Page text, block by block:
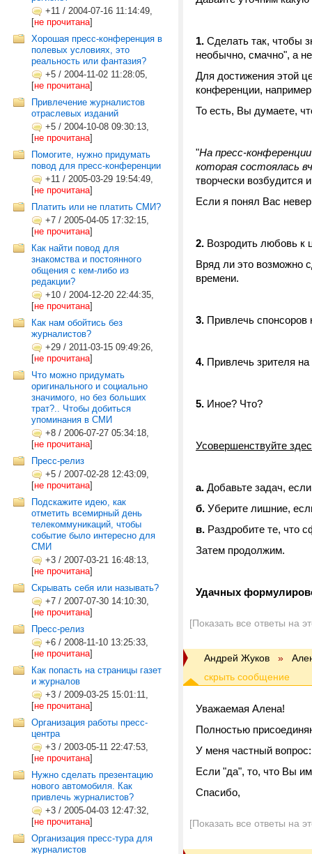
+11 / 2004-07-16 11:14:49,
[не прочитана]
Хорошая пресс-конференция в
полевых условиях, это
реальность или фантазия?
+5 / 2004-11-02 11:28:05,
[не прочитана]
Привлечение журналистов
отраслевых изданий
+5 / 2004-10-08 09:30:13,
[не прочитана]
Помогите, нужно придумать
повод для пресс-конференции
+11 / 2005-03-29 19:54:49,
[не прочитана]
Платить или не платить СМИ?
+7 / 2005-04-05 17:32:15,
[не прочитана]
Как найти повод для
знакомства и постоянного
общения с кем-либо из
редакции?
+10 / 2004-12-20 22:44:35,
[не прочитана]
Как нам обойтись без
журналистов?
+29 / 2011-03-15 09:49:26,
[не прочитана]
Что можно придумать
оригинального и социально
значимого, но без больших
трат?.. Чтобы добиться
упоминания в СМИ
+8 / 2006-07-27 05:34:18,
[не прочитана]
Пресс-релиз
+5 / 2007-02-28 12:43:09,
[не прочитана]
Подскажите идею, как
отметить всемирный день
телекоммуникаций, чтобы
событие было интересно для
СМИ
+3 / 2007-03-21 16:48:13,
[не прочитана]
Скрывать себя или называть?
+7 / 2007-07-30 14:10:30,
[не прочитана]
Пресс-релиз
+6 / 2008-11-10 13:25:33,
[не прочитана]
Как попасть на страницы газет
и журналов
+3 / 2009-03-25 15:01:11,
[не прочитана]
Организация работы пресс-
центра
+3 / 2003-05-11 22:47:53,
[не прочитана]
Нужно сделать презентацию
нового автомобиля. Как
привлечь журналистов?
+3 / 2005-04-03 12:47:32,
[не прочитана]
Организация пресс-тура для
журналистов
1. Сделать так, чтобы
необычно, смачно", а
Для достижения этой
конференции,
То есть, Вы думаете,
"На пресс-
которая состоялась
творчески возбудится
Если я понял Вас
2. Возродить любовь к
Вряд ли это возможно
времени.
3. Привлечь спонсоров
4. Привлечь зрителя
5. Иное? Что?
Усовершенствуйте
а. Добавьте задач,
б. Уберите лишние,
в. Раздробите те, что
Затем продолжим.
Удачных
[Показать все ответы на
Андрей Жуков »
Уважаемая Алена!
Полностью
У меня частный
Если "да", то, что Вы
Спасибо,
[Показать все ответы на